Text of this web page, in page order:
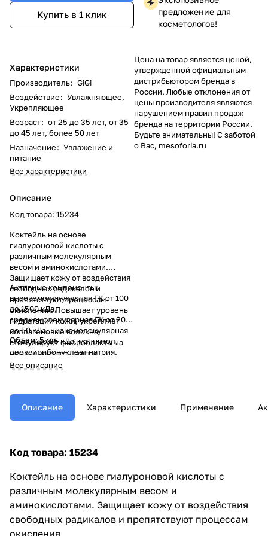
Купить в 1 клик
Характеристики
Производитель: GiGi
Воздействие: Увлажняющее,
Укрепляющее
Возраст: от 25 до 35 лет, от 35
до 45 лет, более 50 лет
Назначение: Увлажение и
питание
Все характеристики
Описание
Код товара: 15234
Коктейль на основе
гиалуроновой кислоты с
различным молекулярным
весом и аминокислотами.
Защищает кожу от воздействия
свободных радикалов и
препятствуют процессам
окисления. Повышает уровень
гидратации кожи, укрепляет
коллагеновые волокна,
стимулирует фибробласты на
неоколлагенез, рост и
регуляцию дифференцировки
противовоспалительное
действие.
Активные компоненты:
высокомолекулярная ГК от 100
до 1500 кДа,
среднемолекулярная ГК от 20
до 50 кДа, низкомолекулярная
ГК 5 от до 25 кДа, маннитол,
деоксирибонуклеат натрия,
этиласкорбиновая кислота,
трипептид-1.
Объем: 5 мл
Все описание
предложение для
косметологов!
Цена на товар является ценой,
утвержденной официальным
дистрибьютором бренда в
России. Любые отклонения от
цены производителя являются
нарушением правил продаж
бренда на территории России.
Будьте внимательны! С заботой
о Вас, mesoforia.ru
Описание Характеристики Применение
Код товара: 15234
Коктейль на основе гиалуроновой кислоты с
различным молекулярным весом и
аминокислотами. Защищает кожу от воздействия
свободных радикалов и препятствуют процессам
окисления.